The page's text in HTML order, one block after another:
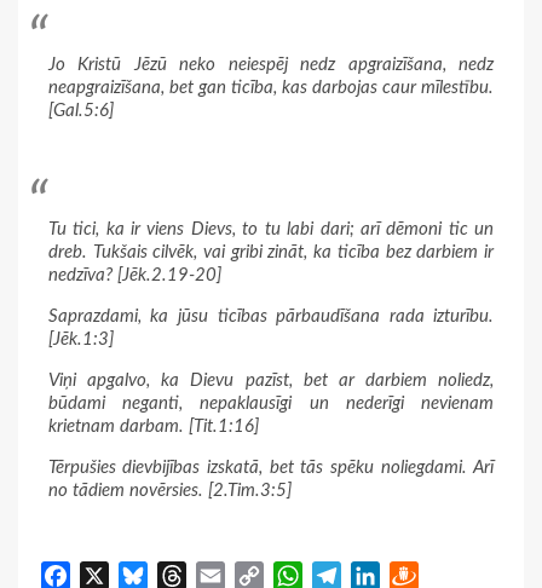
Jo Kristū Jēzū neko neiespēj nedz apgraizīšana, nedz
neapgraizīšana, bet gan ticība, kas darbojas caur mīlestību.
[Gal.5:6]
Tu tici, ka ir viens Dievs, to tu labi dari; arī dēmoni tic un
dreb. Tukšais cilvēk, vai gribi zināt, ka ticība bez darbiem ir
nedzīva? [Jēk.2.19-20]
Saprazdami, ka jūsu ticības pārbaudīšana rada izturību.
[Jēk.1:3]
Viņi apgalvo, ka Dievu pazīst, bet ar darbiem noliedz,
būdami neganti, nepaklausīgi un nederīgi nevienam
krietnam darbam. [Tit.1:16]
Tērpušies dievbijības izskatā, bet tās spēku noliegdami. Arī
no tādiem novērsies. [2.Tim.3:5]
Facebook BlueskyThreads
Email
Copy
WhatsApp
TelegramLinkedIn